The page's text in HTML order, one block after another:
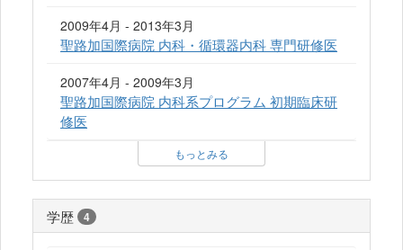
2009年4月 - 2013年3月
聖路加国際病院 内科・循環器内科 専門研修医
2007年4月 - 2009年3月
聖路加国際病院 内科系プログラム 初期臨床研
修医
もっとみる
学歴 4